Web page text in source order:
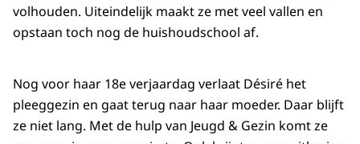
volhouden. Uiteindelijk maakt ze met veel vallen en
opstaan toch nog de huishoudschool af.
Nog voor haar 18e verjaardag verlaat Désiré het
pleeggezin en gaat terug naar haar moeder. Daar blijft
ze niet lang. Met de hulp van Jeugd & Gezin komt ze